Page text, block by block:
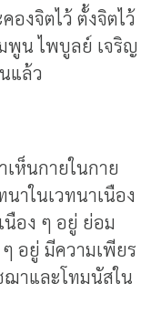
องจิตไว้ ตั้งจิตไว้
พูน ไพบูลย์ เจริญ
แล้ว
ห็นกายในกาย
าในเวทนาเนือง
อง ๆ อยู่ ย่อม
อยู่ มีความเพียร
าและโทมนัสใน